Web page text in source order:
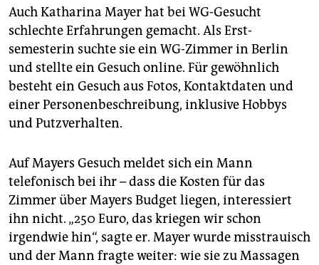
Auch Katharina Mayer hat bei WG-Gesucht
schlechte Erfahrungen gemacht. Als Erst­
semesterin suchte sie ein WG-Zimmer in Berlin
und stellte ein Gesuch online. Für gewöhnlich
besteht ein Gesuch aus Fotos, Kontaktdaten und
einer Personenbeschreibung, inklusive Hobbys
und Putzverhalten.
Auf Mayers Gesuch meldet sich ein Mann
telefonisch bei ihr – dass die Kosten für das
Zimmer über Mayers Budget liegen, interessiert
ihn nicht. „250 Euro, das kriegen wir schon
irgendwie hin“, sagte er. Mayer wurde misstrauisch
und der Mann fragte weiter: wie sie zu Massagen